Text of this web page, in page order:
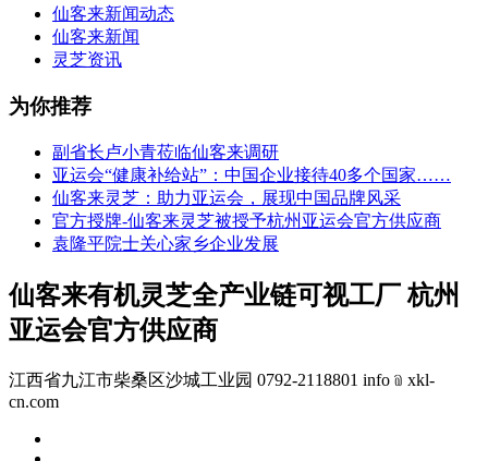
仙客来新闻动态
仙客来新闻
灵芝资讯
为你推荐
副省长卢小青莅临仙客来调研
亚运会“健康补给站”：中国企业接待40多个国家……
仙客来灵芝：助力亚运会，展现中国品牌风采
官方授牌-仙客来灵芝被授予杭州亚运会官方供应商
袁隆平院士关心家乡企业发展
仙客来有机灵芝全产业链可视工厂 杭州
亚运会官方供应商
江西省九江市柴桑区沙城工业园 0792-2118801 info﹫xkl-
cn.com